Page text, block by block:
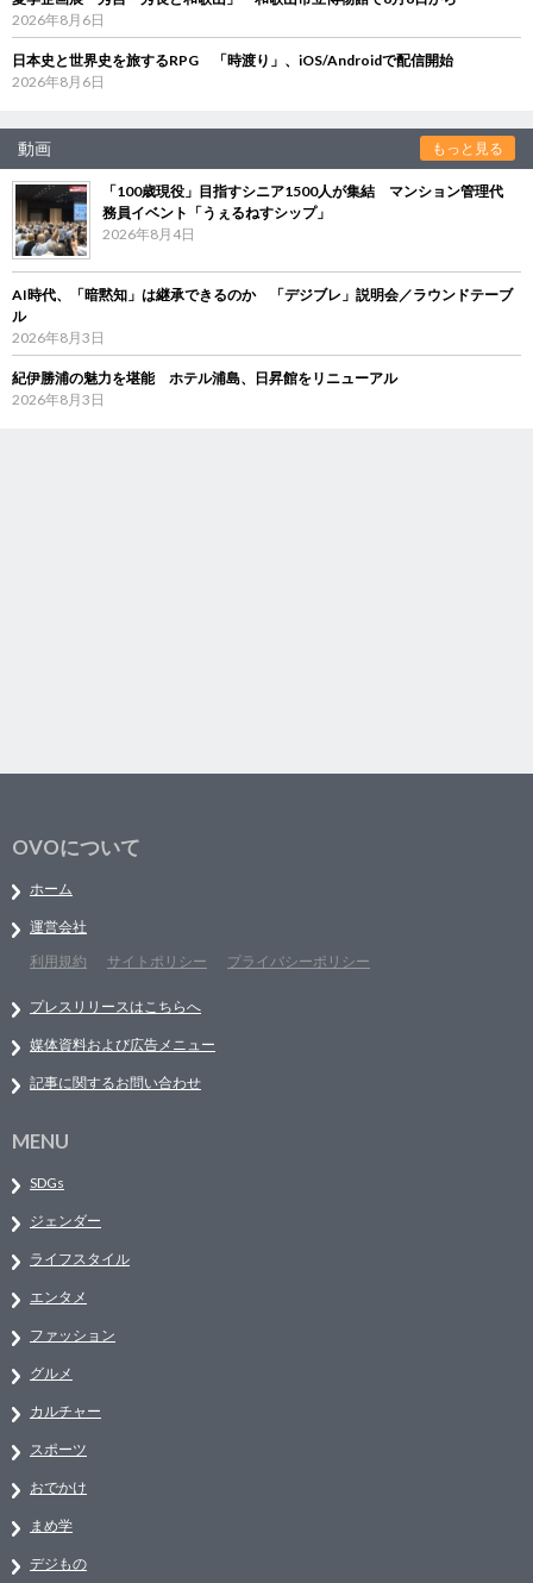
2026年8月6日
日本史と世界史を旅するRPG 「時渡り」、iOS/Androidで配信開始
2026年8月6日
動画 もっと見る
「100歳現役」目指すシニア1500人が集結 マンション管理代
務員イベント「うぇるねすシップ」
2026年8月4日
AI時代、「暗黙知」は継承できるのか 「デジブレ」説明会／ラウンドテーブ
ル
2026年8月3日
紀伊勝浦の魅力を堪能 ホテル浦島、日昇館をリニューアル
2026年8月3日
OVOについて
ホーム
運営会社
利用規約
サイトポリシー プライバシーポリシー
プレスリリースはこちらへ
媒体資料および広告メニュー
記事に関するお問い合わせ
MENU
SDGs
ジェンダー
ライフスタイル
エンタメ
ファッション
グルメ
カルチャー
スポーツ
おでかけ
まめ学
デジもの